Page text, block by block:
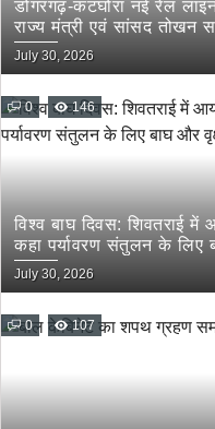
डोंगरगढ़-कटघोरा नई रेल
राज्य मंत्री एवं सांसद तोखन
July 30, 2026
0 146
विश्व बाघ दिवस: शिवतराई में
कहा पर्यावरण संतुलन के लिए
July 30, 2026
0 107